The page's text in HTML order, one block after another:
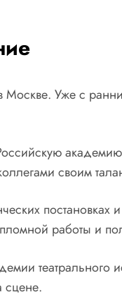
Уже с
своим
работы и
театрального
сцене.